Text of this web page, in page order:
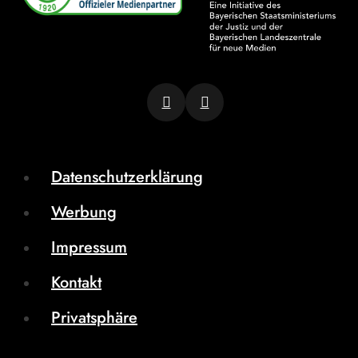
Datenschutzerklärung
Werbung
Impressum
Kontakt
Privatsphäre